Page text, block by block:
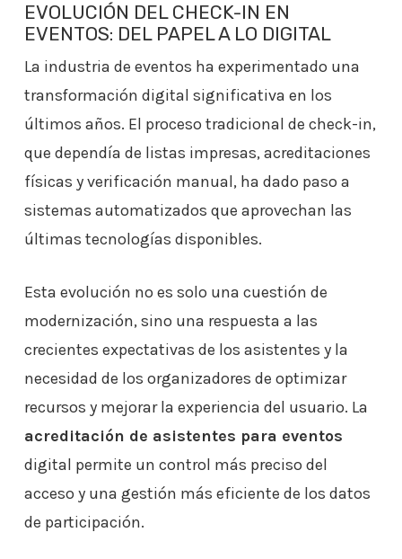
EVOLUCIÓN DEL CHECK-IN EN
EVENTOS: DEL PAPEL A LO DIGITAL
La industria de eventos ha experimentado una
transformación digital significativa en los
últimos años. El proceso tradicional de check-in,
que dependía de listas impresas, acreditaciones
físicas y verificación manual, ha dado paso a
sistemas automatizados que aprovechan las
últimas tecnologías disponibles.
Esta evolución no es solo una cuestión de
modernización, sino una respuesta a las
crecientes expectativas de los asistentes y la
necesidad de los organizadores de optimizar
recursos y mejorar la experiencia del usuario. La
acreditación de asistentes para eventos
digital permite un control más preciso del
acceso y una gestión más eficiente de los datos
de participación.